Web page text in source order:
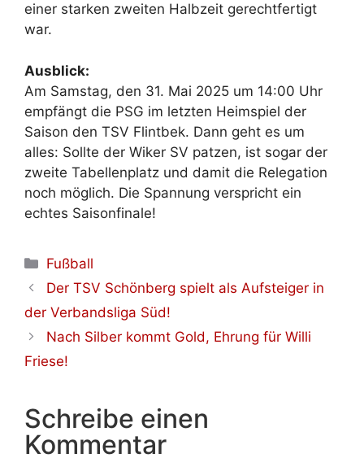
einer starken zweiten Halbzeit gerechtfertigt
war.
Ausblick:
Am Samstag, den 31. Mai 2025 um 14:00 Uhr
empfängt die PSG im letzten Heimspiel der
Saison den TSV Flintbek. Dann geht es um
alles: Sollte der Wiker SV patzen, ist sogar der
zweite Tabellenplatz und damit die Relegation
noch möglich. Die Spannung verspricht ein
echtes Saisonfinale!
Kategorien
Fußball
Der TSV Schönberg spielt als Aufsteiger in
der Verbandsliga Süd!
Nach Silber kommt Gold, Ehrung für Willi
Friese!
Schreibe einen
Kommentar